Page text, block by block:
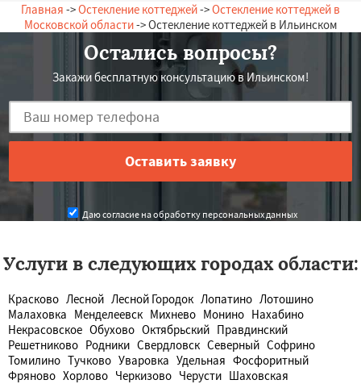
Главная ->Остекление коттеджей->Остекление коттеджей в
Московской области-> Остекление коттеджей в Ильинском
Остались вопросы?
Закажи бесплатную консультацию в Ильинском!
Даю согласие на обработку персональных данных
Услуги в следующих городах области:
Красково Лесной Лесной Городок Лопатино Лотошино
Малаховка Менделеевск Михнево Монино Нахабино
Некрасовское Обухово Октябрьский Правдинский
Решетниково Родники Свердловск Северный Софрино
Томилино Тучково Уваровка Удельная Фосфоритный
Фряново Хорлово Черкизово Черусти Шаховская